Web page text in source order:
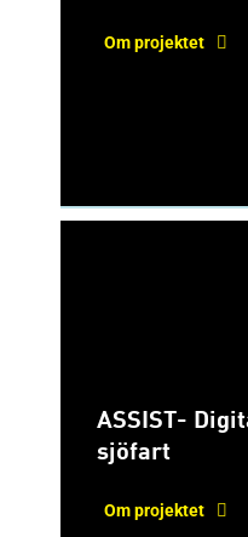
Om projektet
ASSIST-
sjöfart
Om projektet